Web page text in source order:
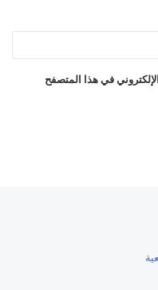
في هذا المتصفح